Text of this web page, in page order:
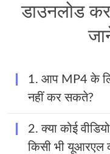
डाउनलोड
1. आप MP4 के
नहीं कर सकते?
2. क्या कोई
किसी भी यूआरएल